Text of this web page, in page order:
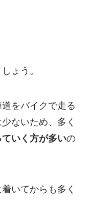
ょう。
をバイクで走る
ないため、多く
いく方が多いの
いてからも多く